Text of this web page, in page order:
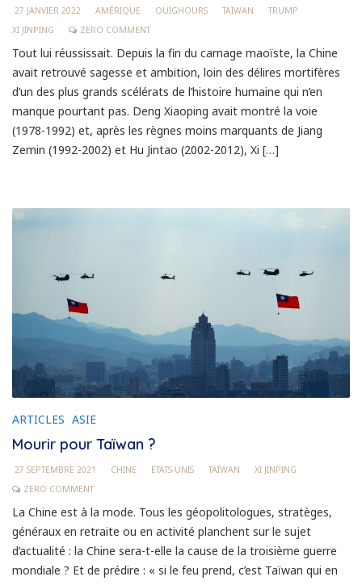
27 JANVIER 2022 AMÉRIQUE OUÏGHOURS TAÏWAN
TRUMP
XI JINPING
ZERO COMMENT
Tout lui réussissait. Depuis la fin du carnage maoïste, la Chine
avait retrouvé sagesse et ambition, loin des délires mortifères
d’un des plus grands scélérats de l’histoire humaine qui n’en
manque pourtant pas. Deng Xiaoping avait montré la voie
(1978-1992) et, après les règnes moins marquants de Jiang
Zemin (1992-2002) et Hu Jintao (2002-2012), Xi […]
ARTICLES ASIE
Mourir pour Taïwan ?
27 SEPTEMBRE 2021 CHINE ETATS-UNIS TAÏWAN
XI JINPING
ZERO COMMENT
La Chine est à la mode. Tous les géopolitologues, stratèges,
généraux en retraite ou en activité planchent sur le sujet
d’actualité : la Chine sera-t-elle la cause de la troisième guerre
mondiale ? Et de prédire : « si le feu prend, c’est Taïwan qui en